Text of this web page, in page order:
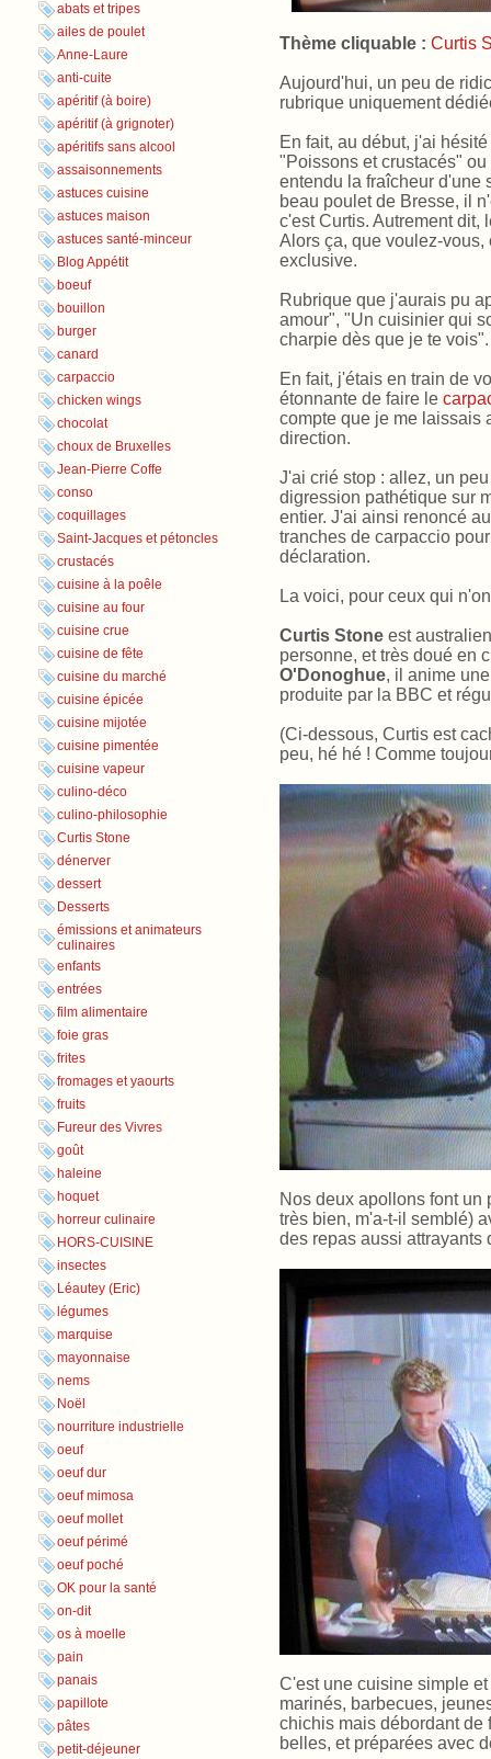
abats et tripes
ailes de poulet
Anne-Laure
anti-cuite
apéritif (à boire)
apéritif (à grignoter)
apéritifs sans alcool
assaisonnements
astuces cuisine
astuces maison
astuces santé-minceur
Blog Appétit
boeuf
bouillon
burger
canard
carpaccio
chicken wings
chocolat
choux de Bruxelles
Jean-Pierre Coffe
conso
coquillages
Saint-Jacques et pétoncles
crustacés
cuisine à la poêle
cuisine au four
cuisine crue
cuisine de fête
cuisine du marché
cuisine épicée
cuisine mijotée
cuisine pimentée
cuisine vapeur
culino-déco
culino-philosophie
Curtis Stone
dénerver
dessert
Desserts
émissions et animateurs
culinaires
enfants
entrées
film alimentaire
foie gras
frites
fromages et yaourts
fruits
Fureur des Vivres
goût
haleine
hoquet
horreur culinaire
HORS-CUISINE
insectes
Léautey (Eric)
légumes
marquise
mayonnaise
nems
Noël
nourriture industrielle
oeuf
oeuf dur
oeuf mimosa
oeuf mollet
oeuf périmé
oeuf poché
OK pour la santé
on-dit
os à moelle
pain
panais
papillote
pâtes
petit-déjeuner
Thème cliquable : Curtis
Aujourd'hui, un peu de
rubrique uniquement
En fait, au début, j'ai
"Poissons et crustacés"
entendu la fraîcheur d'une
beau poulet de Bresse, il
c'est Curtis. Autrement dit,
Alors ça, que voulez-
exclusive.
Rubrique que j'aurais pu
amour", "Un cuisinier qui
charpie dès que je te vois".
En fait, j'étais en train de
étonnante de faire le
compte que je me laissais
direction.
J'ai crié stop : allez, un
digression pathétique sur
entier. J'ai ainsi renoncé
tranches de carpaccio
déclaration.
La voici, pour ceux qui
Curtis Stone est
personne, et très doué en
O'Donoghue, il anime
produite par la BBC et
(Ci-dessous, Curtis est
peu, hé hé ! Comme
Nos deux apollons font un
très bien, m'a-t-il semblé)
des repas aussi attrayants
C'est une cuisine simple
marinés, barbecues,
chichis mais débordant de
belles, et préparées avec